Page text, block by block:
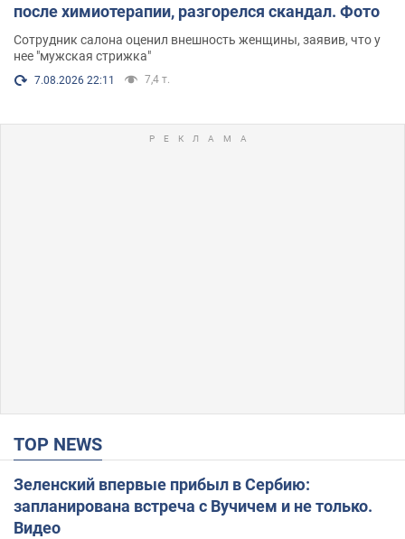
после химиотерапии, разгорелся скандал. Фото
Сотрудник салона оценил внешность женщины, заявив, что у
нее "мужская стрижка"
7.08.2026 22:11 7,4 т.
TOP NEWS
Зеленский впервые прибыл в Сербию:
запланирована встреча с Вучичем и не только.
Видео